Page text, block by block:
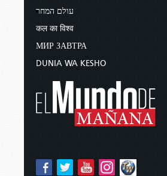
עולם המחר
कल का विश्व
МИР ЗАВТРА
DUNIA WA KESHO